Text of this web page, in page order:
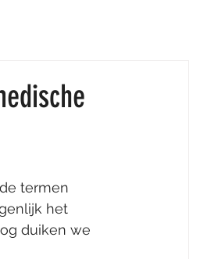
termen
het
duiken we